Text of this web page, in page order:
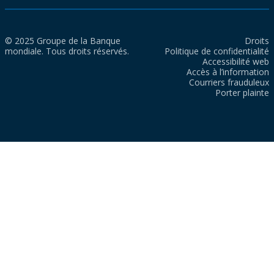
© 2025 Groupe de la Banque
mondiale. Tous droits réservés.
Droits
Politique de confidentialité
Accessibilité web
Accès à l’information
Courriers frauduleux
Porter plainte